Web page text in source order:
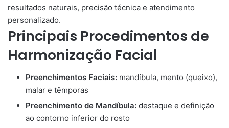
resultados naturais, precisão técnica e atendimento
personalizado.
Principais Procedimentos de
Harmonização Facial
Preenchimentos Faciais: mandíbula, mento (queixo),
malar e têmporas
Preenchimento de Mandíbula: destaque e definição
ao contorno inferior do rosto